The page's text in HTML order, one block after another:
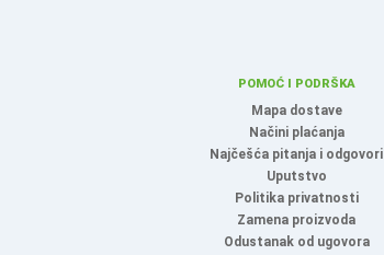
POMOĆ I PODRŠKA
Mapa dostave
Načini plaćanja
Najčešća pitanja i odgovori
Uputstvo
Politika privatnosti
Zamena proizvoda
Odustanak od ugovora